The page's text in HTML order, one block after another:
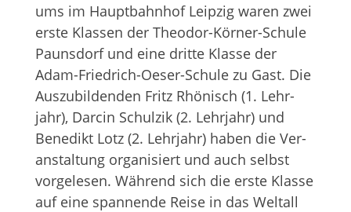
ums im Haupt­bahn­hof Leip­zig waren zwei
erste Klas­sen der Theo­dor-Kör­ner-Schule
Pauns­dorf und eine dritte Klasse der
Adam-Fried­rich-Oeser-Schule zu Gast. Die
Aus­zu­bil­den­den Fritz Rhö­nisch (1. Lehr­
jahr), Dar­cin Schul­zik (2. Lehr­jahr) und
Bene­dikt Lotz (2. Lehr­jahr) haben die Ver­
an­stal­tung orga­ni­siert und auch selbst
vor­ge­le­sen. Wäh­rend sich die erste Klasse
auf eine span­nende Reise in das Welt­all